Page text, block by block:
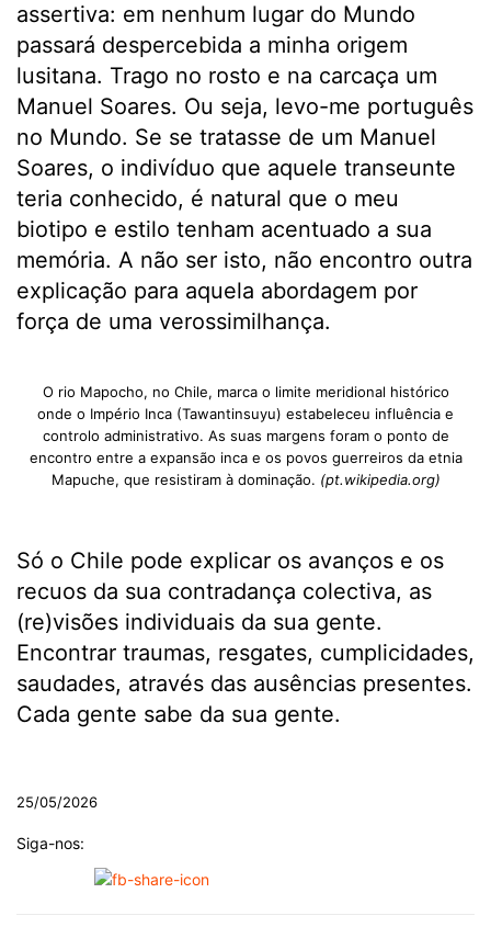
assertiva: em nenhum lugar do Mundo
passará despercebida a minha origem
lusitana. Trago no rosto e na carcaça um
Manuel Soares. Ou seja, levo-me português
no Mundo. Se se tratasse de um Manuel
Soares, o indivíduo que aquele transeunte
teria conhecido, é natural que o meu
biotipo e estilo tenham acentuado a sua
memória. A não ser isto, não encontro outra
explicação para aquela abordagem por
força de uma verossimilhança.
O rio Mapocho, no Chile, marca o limite meridional histórico
onde o Império Inca (Tawantinsuyu) estabeleceu influência e
controlo administrativo. As suas margens foram o ponto de
encontro entre a expansão inca e os povos guerreiros da etnia
Mapuche, que resistiram à dominação. (pt.wikipedia.org)
Só o Chile pode explicar os avanços e os
recuos da sua contradança colectiva, as
(re)visões individuais da sua gente.
Encontrar traumas, resgates, cumplicidades,
saudades, através das ausências presentes.
Cada gente sabe da sua gente.
25/05/2026
Siga-nos: